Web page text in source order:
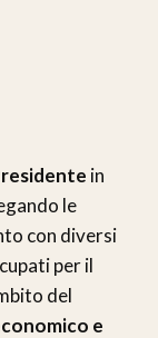
in
le
con diversi
per il
del
e